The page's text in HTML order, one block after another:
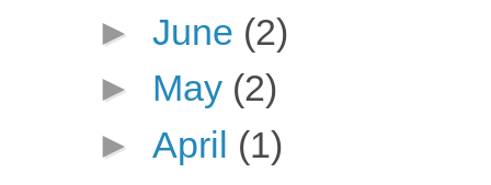
► June (2)
► May (2)
► April (1)